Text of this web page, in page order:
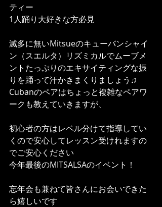
ティー
1人踊り大好きな方必見
滅多に無いMitsueのキューバンシャイ
ン（スエルタ）リズミカルでムーブメ
ントたっぷりのエキサイティングな振
りを踊って汗かきまくりましょう♫
Cubanのペアはちょっと複雑なペアワ
ークも教えていきますが、
初心者の方はレベル分けて指導してい
くので安心してレッスン受けれますの
でご安心ください
今年最後のMITSALSAのイベント！
忘年会も兼ねて皆さんにお会いできた
ら嬉しいです